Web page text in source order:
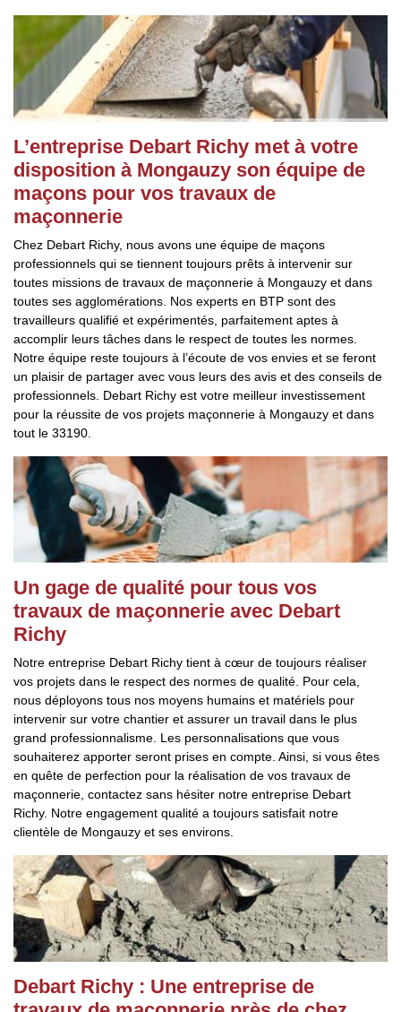
L’entreprise Debart Richy met à votre
disposition à Mongauzy son équipe de
maçons pour vos travaux de
maçonnerie
Chez Debart Richy, nous avons une équipe de maçons
professionnels qui se tiennent toujours prêts à intervenir sur
toutes missions de travaux de maçonnerie à Mongauzy et dans
toutes ses agglomérations. Nos experts en BTP sont des
travailleurs qualifié et expérimentés, parfaitement aptes à
accomplir leurs tâches dans le respect de toutes les normes.
Notre équipe reste toujours à l’écoute de vos envies et se feront
un plaisir de partager avec vous leurs des avis et des conseils de
professionnels. Debart Richy est votre meilleur investissement
pour la réussite de vos projets maçonnerie à Mongauzy et dans
tout le 33190.
Un gage de qualité pour tous vos
travaux de maçonnerie avec Debart
Richy
Notre entreprise Debart Richy tient à cœur de toujours réaliser
vos projets dans le respect des normes de qualité. Pour cela,
nous déployons tous nos moyens humains et matériels pour
intervenir sur votre chantier et assurer un travail dans le plus
grand professionnalisme. Les personnalisations que vous
souhaiterez apporter seront prises en compte. Ainsi, si vous êtes
en quête de perfection pour la réalisation de vos travaux de
maçonnerie, contactez sans hésiter notre entreprise Debart
Richy. Notre engagement qualité a toujours satisfait notre
clientèle de Mongauzy et ses environs.
Debart Richy : Une entreprise de